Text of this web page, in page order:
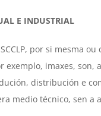
E INDUSTRIAL
SCCLP, por si
exemplo, imaxes,
distribución e
técnico, sen a